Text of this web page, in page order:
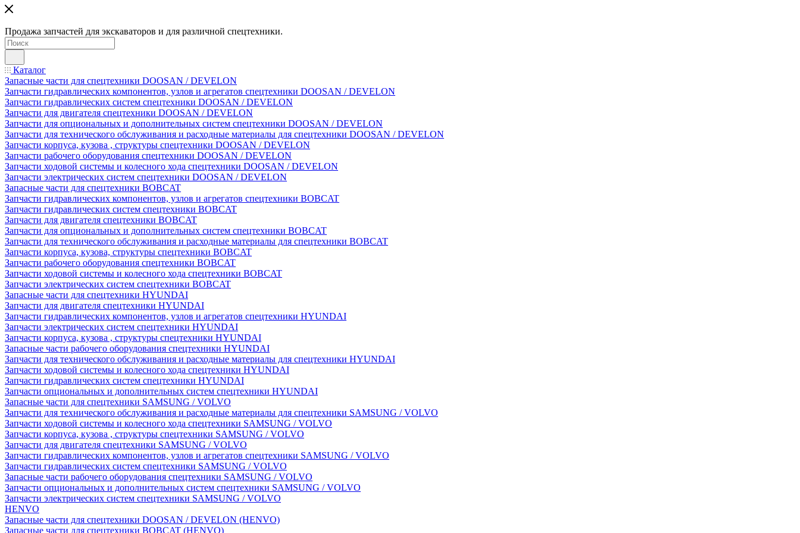
Продажа запчастей для экскаваторов и для различной спецтехники.
Каталог
Запасные части для спецтехники DOOSAN / DEVELON
Запчасти гидравлических компонентов, узлов и агрегатов спецтехники DOOSAN / DEVELON
Запчасти гидравлических систем спецтехники DOOSAN / DEVELON
Запчасти для двигателя спецтехники DOOSAN / DEVELON
Запчасти для опциональных и дополнительных систем спецтехники DOOSAN / DEVELON
Запчасти для технического обслуживания и расходные материалы для спецтехники DOOSAN / DEVELON
Запчасти корпуса, кузова , структуры спецтехники DOOSAN / DEVELON
Запчасти рабочего оборудования спецтехники DOOSAN / DEVELON
Запчасти ходовой системы и колесного хода спецтехники DOOSAN / DEVELON
Запчасти электрических систем спецтехники DOOSAN / DEVELON
Запасные части для спецтехники BOBCAT
Запчасти гидравлических компонентов, узлов и агрегатов спецтехники BOBCAT
Запчасти гидравлических систем спецтехники BOBCAT
Запчасти для двигателя спецтехники BOBCAT
Запчасти для опциональных и дополнительных систем спецтехники BOBCAT
Запчасти для технического обслуживания и расходные материалы для спецтехники BOBCAT
Запчасти корпуса, кузова, структуры спецтехники BOBCAT
Запчасти рабочего оборудования спецтехники BOBCAT
Запчасти ходовой системы и колесного хода спецтехники BOBCAT
Запчасти электрических систем спецтехники BOBCAT
Запасные части для спецтехники HYUNDAI
Запчасти для двигателя спецтехники HYUNDAI
Запчасти гидравлических компонентов, узлов и агрегатов спецтехники HYUNDAI
Запчасти электрических систем спецтехники HYUNDAI
Запчасти корпуса, кузова , структуры спецтехники HYUNDAI
Запасные части рабочего оборудования спецтехники HYUNDAI
Запчасти для технического обслуживания и расходные материалы для спецтехники HYUNDAI
Запчасти ходовой системы и колесного хода спецтехники HYUNDAI
Запчасти гидравлических систем спецтехники HYUNDAI
Запчасти опциональных и дополнительных систем спецтехники HYUNDAI
Запасные части для спецтехники SAMSUNG / VOLVO
Запчасти для технического обслуживания и расходные материалы для спецтехники SAMSUNG / VOLVO
Запчасти ходовой системы и колесного хода спецтехники SAMSUNG / VOLVO
Запчасти корпуса, кузова , структуры спецтехники SAMSUNG / VOLVO
Запчасти для двигателя спецтехники SAMSUNG / VOLVO
Запчасти гидравлических компонентов, узлов и агрегатов спецтехники SAMSUNG / VOLVO
Запчасти гидравлических систем спецтехники SAMSUNG / VOLVO
Запасные части рабочего оборудования спецтехники SAMSUNG / VOLVO
Запчасти опциональных и дополнительных систем спецтехники SAMSUNG / VOLVO
Запчасти электрических систем спецтехники SAMSUNG / VOLVO
HENVO
Запасные части для спецтехники DOOSAN / DEVELON (HENVO)
Запасные части для спецтехники BOBCAT (HENVO)